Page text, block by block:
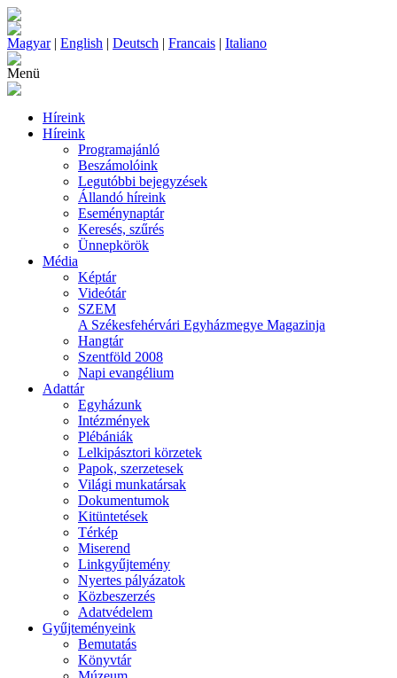
Magyar| English | Deutsch | Francais | Italiano
Menü
Híreink
Híreink
Programajánló
Beszámolóink
Legutóbbi bejegyzések
Állandó híreink
Eseménynaptár
Keresés, szűrés
Ünnepkörök
Média
Képtár
Videótár
SZEM
A Székesfehérvári Egyházmegye Magazinja
Hangtár
Szentföld 2008
Napi evangélium
Adattár
Egyházunk
Intézmények
Plébániák
Lelkipásztori körzetek
Papok, szerzetesek
Világi munkatársak
Dokumentumok
Kitüntetések
Térkép
Miserend
Linkgyűjtemény
Nyertes pályázatok
Közbeszerzés
Adatvédelem
Gyűjteményeink
Bemutatás
Könyvtár